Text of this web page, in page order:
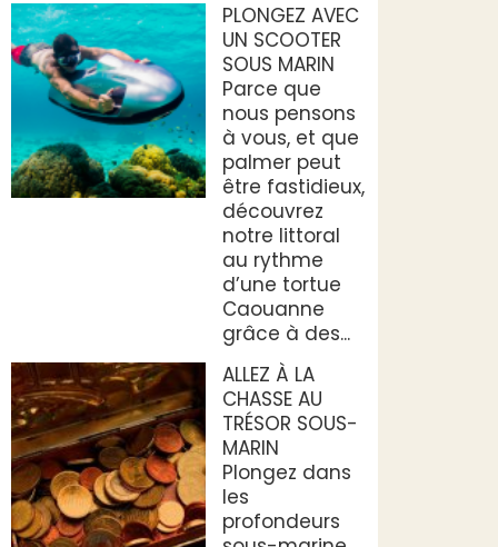
PLONGEZ AVEC
UN SCOOTER
SOUS MARIN
Parce que
nous pensons
à vous, et que
palmer peut
être fastidieux,
découvrez
notre littoral
au rythme
d’une tortue
Caouanne
grâce à des...
ALLEZ À LA
CHASSE AU
TRÉSOR SOUS-
MARIN
Plongez dans
les
profondeurs